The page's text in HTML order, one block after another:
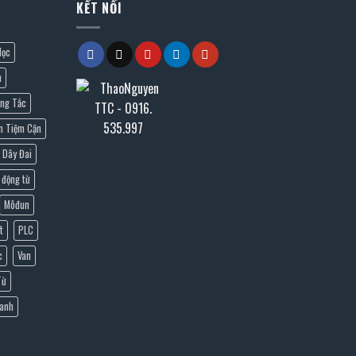
Tắc
Tiệm Cận
Dây Đai
từ
Môđun
PLC
Van
KẾT NỐI